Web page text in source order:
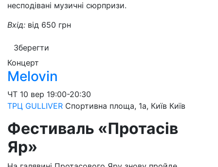
несподівані музичні сюрпризи.
Вхід: від 650 грн
Зберегти
Концерт
Melovin
ЧТ 10 вер 19:00-20:30
ТРЦ GULLIVER Спортивна площа, 1a, Київ Київ
Фестиваль «Протасів
Яр»